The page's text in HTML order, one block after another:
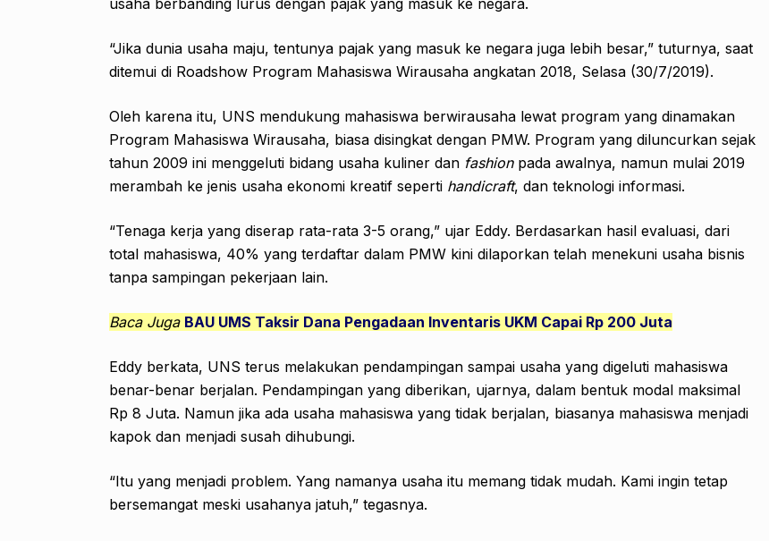
“Jika dunia usaha maju, tentunya pajak yang masuk ke negara juga lebih besar,” tuturnya, saat
ditemui di Roadshow Program Mahasiswa Wirausaha angkatan 2018, Selasa (30/7/2019).
Oleh karena itu, UNS mendukung mahasiswa berwirausaha lewat program yang dinamakan
Program Mahasiswa Wirausaha, biasa disingkat dengan PMW. Program yang diluncurkan sejak
tahun 2009 ini menggeluti bidang usaha kuliner dan fashion pada awalnya, namun mulai 2019
merambah ke jenis usaha ekonomi kreatif seperti handicraft, dan teknologi informasi.
“Tenaga kerja yang diserap rata-rata 3-5 orang,” ujar Eddy. Berdasarkan hasil evaluasi, dari
total mahasiswa, 40% yang terdaftar dalam PMW kini dilaporkan telah menekuni usaha bisnis
tanpa sampingan pekerjaan lain.
Baca Juga BAU UMS Taksir Dana Pengadaan Inventaris UKM Capai Rp 200 Juta
Eddy berkata, UNS terus melakukan pendampingan sampai usaha yang digeluti mahasiswa
benar-benar berjalan. Pendampingan yang diberikan, ujarnya, dalam bentuk modal maksimal
Rp 8 Juta. Namun jika ada usaha mahasiswa yang tidak berjalan, biasanya mahasiswa menjadi
kapok dan menjadi susah dihubungi.
“Itu yang menjadi problem. Yang namanya usaha itu memang tidak mudah. Kami ingin tetap
bersemangat meski usahanya jatuh,” tegasnya.